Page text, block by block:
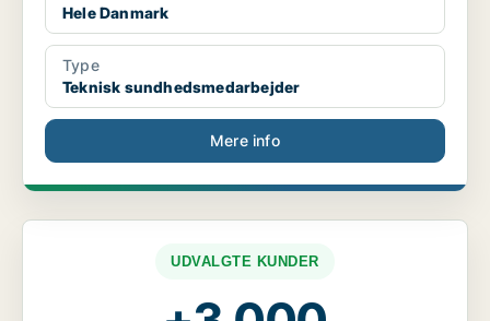
Hele Danmark
Type
Teknisk sundhedsmedarbejder
Mere info
UDVALGTE KUNDER